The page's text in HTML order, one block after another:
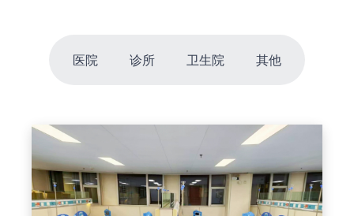
医院 诊所 卫生院 其他